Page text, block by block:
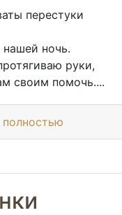
перестуки
нашей ночь.
руки,
своим помочь....
полностью